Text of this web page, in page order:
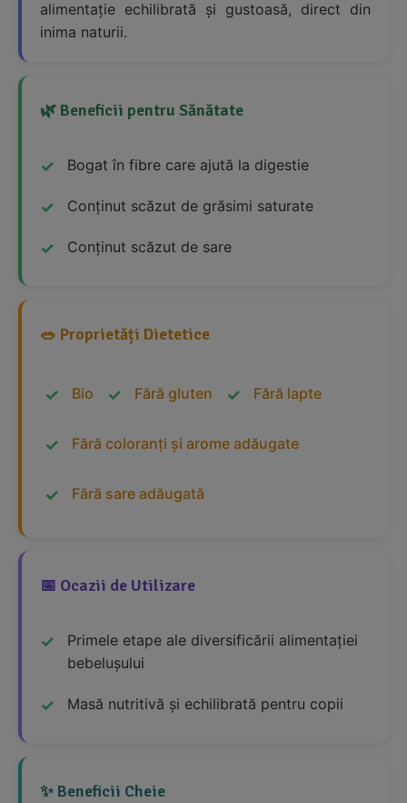
alimentație echilibrată și gustoasă, direct din
inima naturii.
🌿 Beneficii pentru Sănătate
Bogat în fibre care ajută la digestie
Conținut scăzut de grăsimi saturate
Conținut scăzut de sare
🥗 Proprietăți Dietetice
Bio Fără gluten Fără lapte
Fără coloranți și arome adăugate
Fără sare adăugată
📅 Ocazii de Utilizare
Primele etape ale diversificării alimentației
bebelușului
Masă nutritivă și echilibrată pentru copii
✨ Beneficii Cheie